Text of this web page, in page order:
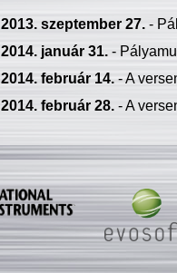
2013. szeptember 27.-
2014. január 31.-
2014. február 14.- A
2014. február 28.- A